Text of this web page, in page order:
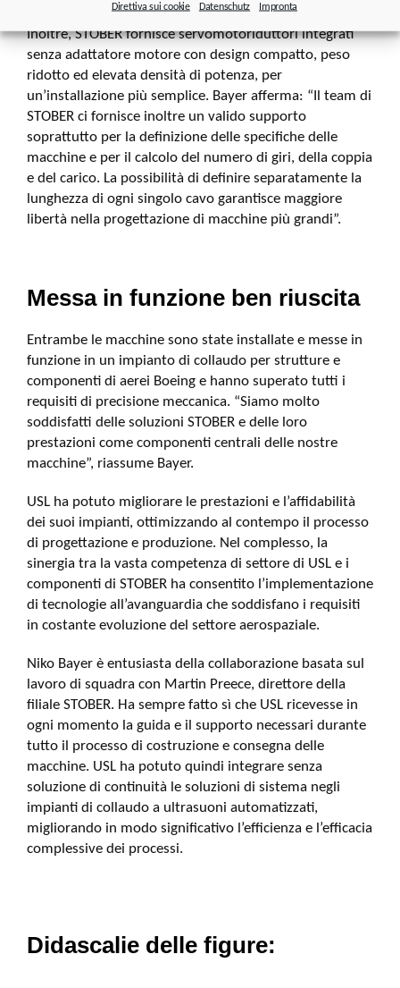
Direttiva sui cookie Datenschutz Impronta
Inoltre, STOBER fornisce servomotoriduttori integrati
senza adattatore motore con design compatto, peso
ridotto ed elevata densità di potenza, per
un’installazione più semplice. Bayer afferma: “Il team di
STOBER ci fornisce inoltre un valido supporto
soprattutto per la definizione delle specifiche delle
macchine e per il calcolo del numero di giri, della coppia
e del carico. La possibilità di definire separatamente la
lunghezza di ogni singolo cavo garantisce maggiore
libertà nella progettazione di macchine più grandi”.
Messa in funzione ben riuscita
Entrambe le macchine sono state installate e messe in
funzione in un impianto di collaudo per strutture e
componenti di aerei Boeing e hanno superato tutti i
requisiti di precisione meccanica. “Siamo molto
soddisfatti delle soluzioni STOBER e delle loro
prestazioni come componenti centrali delle nostre
macchine”, riassume Bayer.
USL ha potuto migliorare le prestazioni e l’affidabilità
dei suoi impianti, ottimizzando al contempo il processo
di progettazione e produzione. Nel complesso, la
sinergia tra la vasta competenza di settore di USL e i
componenti di STOBER ha consentito l’implementazione
di tecnologie all’avanguardia che soddisfano i requisiti
in costante evoluzione del settore aerospaziale.
Niko Bayer è entusiasta della collaborazione basata sul
lavoro di squadra con Martin Preece, direttore della
filiale STOBER. Ha sempre fatto sì che USL ricevesse in
ogni momento la guida e il supporto necessari durante
tutto il processo di costruzione e consegna delle
macchine. USL ha potuto quindi integrare senza
soluzione di continuità le soluzioni di sistema negli
impianti di collaudo a ultrasuoni automatizzati,
migliorando in modo significativo l’efficienza e l’efficacia
complessive dei processi.
Didascalie delle figure: